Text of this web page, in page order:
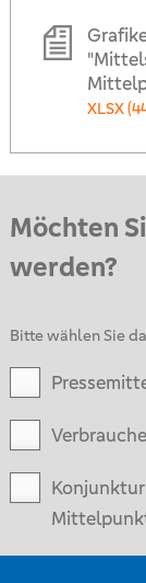
XLSX
Möchten
werden?
Bitte wählen Sie